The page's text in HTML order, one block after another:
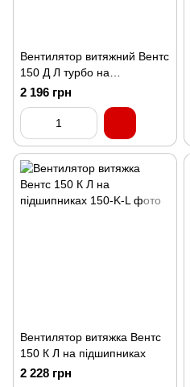
Вентилятор витяжний Вентс
150 Д Л турбо на
підшипниках
2 196 грн
Вентилятор витяжка Вентс
150 К Л на підшипниках
2 228 грн